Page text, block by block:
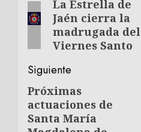
de
entradas
Entrada
anterior:
La Estrella de
Jaén cierra la
madrugada del
Viernes Santo
Siguiente
Siguiente
entrada:
Próximas
actuaciones de
Santa María